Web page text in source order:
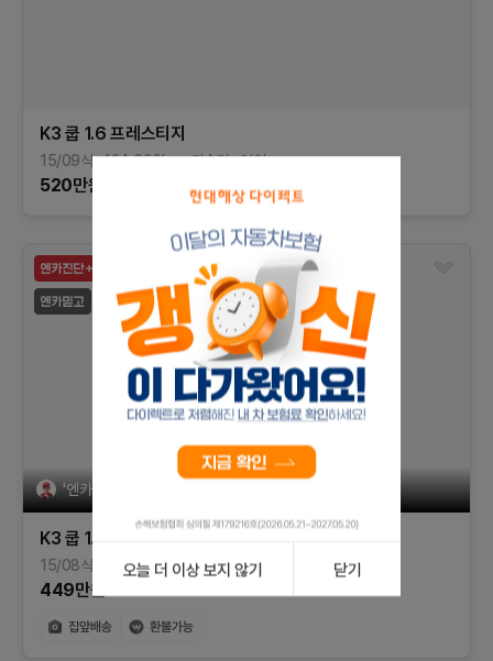
K3 쿱 1.6 프레스티지
15/09식 124,396km 가솔린 인천
520만원
'엔카믿고'는 엔카가 '상담, 계약, 환불'을 제공합니다
K3 쿱 1.6 터보 노블레스
15/08식 128,098km 가솔린 서울
449만원
오늘 더 이상 보지 않기 닫기